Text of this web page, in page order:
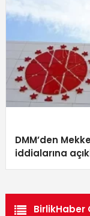
DMM’den
iddialarına
BirlikHaber